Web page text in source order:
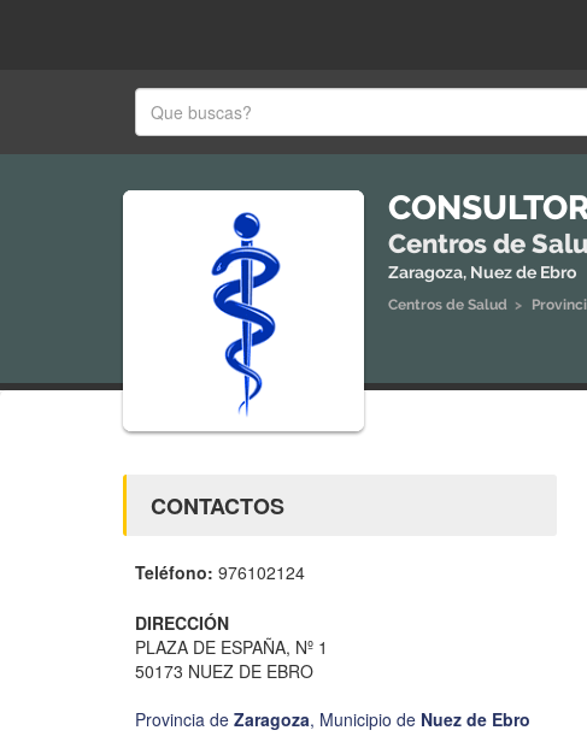
Centros de
Zaragoza, Nuez de Ebro
Centros de Salud >
CONTACTOS
Teléfono: 976102124
DIRECCIÓN
PLAZA DE ESPAÑA, Nº 1
50173 NUEZ DE EBRO
Provincia de Zaragoza, Municipio de Nuez de Ebro